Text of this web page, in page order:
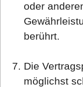
oder
berührt.
Die
möglichst